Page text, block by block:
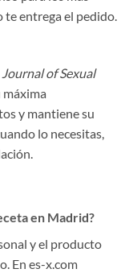
te entrega el pedido.
Journal of Sexual
máxima
y mantiene su
lo necesitas,
en Madrid?
y el producto
En es-x.com